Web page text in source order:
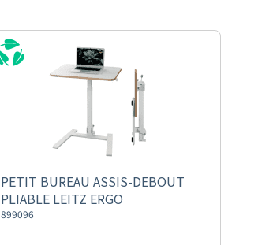
PETIT BUREAU ASSIS-DEBOUT
PLIABLE LEITZ ERGO
899096